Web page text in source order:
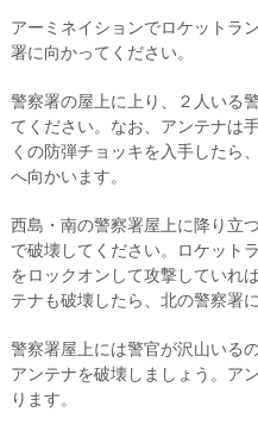
アーミネイションでロケットラ
署に向かってください。
警察署の屋上に上り、２人いる
てください。なお、アンテナは
くの防弾チョッキを入手したら
へ向かいます。
西島・南の警察署屋上に降り立
で破壊してください。ロケット
をロックオンして攻撃していれ
テナも破壊したら、北の警察署
警察署屋上には警官が沢山いる
アンテナを破壊しましょう。ア
ります。